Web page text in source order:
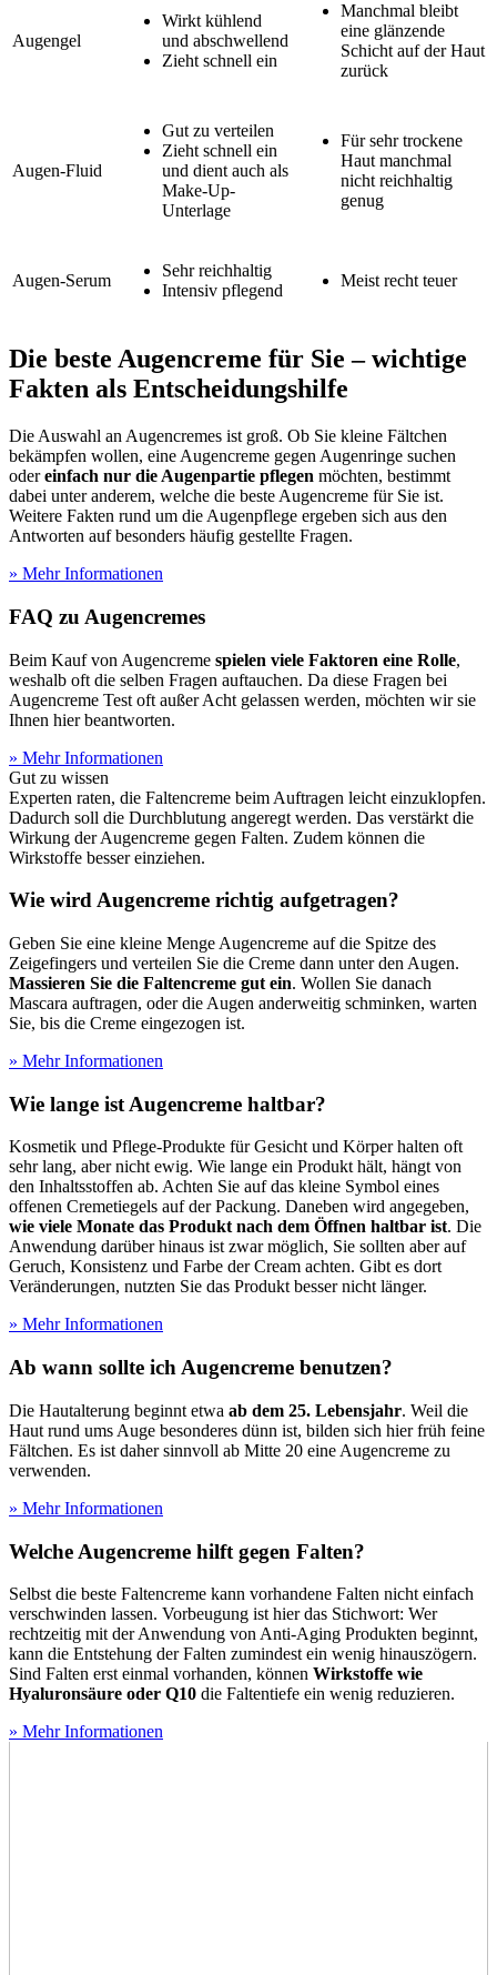
Augengel
Wirkt kühlend
und abschwellend
Zieht schnell ein
Manchmal bleibt
eine glänzende
Schicht auf der Haut
zurück
Augen-Fluid
Gut zu verteilen
Zieht schnell ein
und dient auch als
Make-Up-
Unterlage
Für sehr trockene
Haut manchmal
nicht reichhaltig
genug
Augen-Serum
Sehr reichhaltig
Intensiv pflegend
Meist recht teuer
Die beste Augencreme für Sie – wichtige
Fakten als Entscheidungshilfe
Die Auswahl an Augencremes ist groß. Ob Sie kleine Fältchen
bekämpfen wollen, eine Augencreme gegen Augenringe suchen
odereinfach nur die Augenpartie pflegen möchten, bestimmt
dabei unter anderem, welche die beste Augencreme für Sie ist.
Weitere Fakten rund um die Augenpflege ergeben sich aus den
Antworten auf besonders häufig gestellte Fragen.
» Mehr Informationen
FAQ zu Augencremes
Beim Kauf von Augencreme spielen viele Faktoren eine Rolle,
weshalb oft die selben Fragen auftauchen. Da diese Fragen bei
Augencreme Test oft außer Acht gelassen werden, möchten wir sie
Ihnen hier beantworten.
» Mehr Informationen
Gut zu wissen
Experten raten, die Faltencreme beim Auftragen leicht einzuklopfen.
Dadurch soll die Durchblutung angeregt werden. Das verstärkt die
Wirkung der Augencreme gegen Falten. Zudem können die
Wirkstoffe besser einziehen.
Wie wird Augencreme richtig aufgetragen?
Geben Sie eine kleine Menge Augencreme auf die Spitze des
Zeigefingers und verteilen Sie die Creme dann unter den Augen.
Massieren Sie die Faltencreme gut ein. Wollen Sie danach
Mascara auftragen, oder die Augen anderweitig schminken, warten
Sie, bis die Creme eingezogen ist.
» Mehr Informationen
Wie lange ist Augencreme haltbar?
Kosmetik und Pflege-Produkte für Gesicht und Körper halten oft
sehr lang, aber nicht ewig. Wie lange ein Produkt hält, hängt von
den Inhaltsstoffen ab. Achten Sie auf das kleine Symbol eines
offenen Cremetiegels auf der Packung. Daneben wird angegeben,
wie viele Monate das Produkt nach dem Öffnen haltbar ist. Die
Anwendung darüber hinaus ist zwar möglich, Sie sollten aber auf
Geruch, Konsistenz und Farbe der Cream achten. Gibt es dort
Veränderungen, nutzten Sie das Produkt besser nicht länger.
» Mehr Informationen
Ab wann sollte ich Augencreme benutzen?
Die Hautalterung beginnt etwa ab dem 25. Lebensjahr. Weil die
Haut rund ums Auge besonderes dünn ist, bilden sich hier früh feine
Fältchen. Es ist daher sinnvoll ab Mitte 20 eine Augencreme zu
verwenden.
» Mehr Informationen
Welche Augencreme hilft gegen Falten?
Selbst die beste Faltencreme kann vorhandene Falten nicht einfach
verschwinden lassen. Vorbeugung ist hier das Stichwort: Wer
rechtzeitig mit der Anwendung von Anti-Aging Produkten beginnt,
kann die Entstehung der Falten zumindest ein wenig hinauszögern.
Sind Falten erst einmal vorhanden, können Wirkstoffe wie
Hyaluronsäure oder Q10 die Faltentiefe ein wenig reduzieren.
» Mehr Informationen